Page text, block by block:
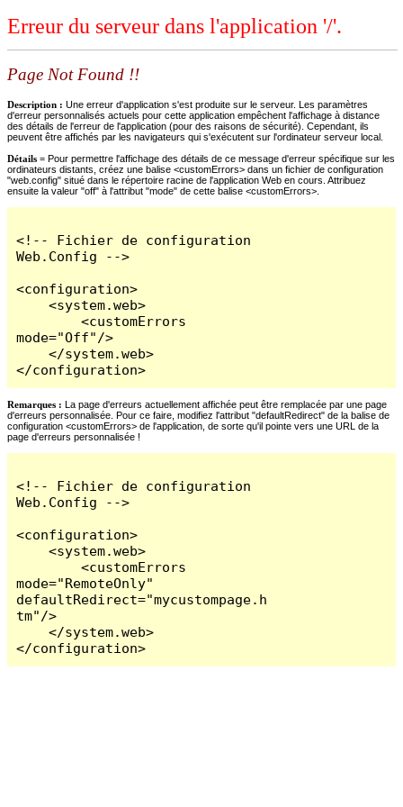
Erreur du serveur dans l'application '/'.
Page Not Found !!
Description : Une erreur d'application s'est produite sur le serveur. Les paramètres
d'erreur personnalisés actuels pour cette application empêchent l'affichage à distance
des détails de l'erreur de l'application (pour des raisons de sécurité). Cependant, ils
peuvent être affichés par les navigateurs qui s'exécutent sur l'ordinateur serveur local.
Détails = Pour permettre l'affichage des détails de ce message d'erreur spécifique sur les
ordinateurs distants, créez une balise <customErrors> dans un fichier de configuration
"web.config" situé dans le répertoire racine de l'application Web en cours. Attribuez
ensuite la valeur "off" à l'attribut "mode" de cette balise <customErrors>.
<!-- Fichier de configuration
Web.Config -->
<configuration>
    <system.web>
        <customErrors
mode="Off"/>
    </system.web>
</configuration>
Remarques : La page d'erreurs actuellement affichée peut être remplacée par une page
d'erreurs personnalisée. Pour ce faire, modifiez l'attribut "defaultRedirect" de la balise de
configuration <customErrors> de l'application, de sorte qu'il pointe vers une URL de la
page d'erreurs personnalisée !
<!-- Fichier de configuration
Web.Config -->
<configuration>
    <system.web>
        <customErrors
mode="RemoteOnly"
defaultRedirect="mycustompage.h
tm"/>
    </system.web>
</configuration>